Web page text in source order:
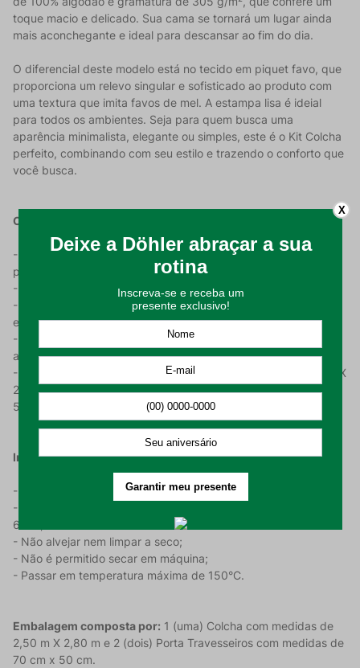
toque macio e delicado. Sua cama se tornará um lugar ainda
mais aconchegante e ideal para descansar ao fim do dia.
O diferencial deste modelo está no tecido em piquet favo, que
proporciona um relevo singular e sofisticado ao produto com
uma textura que imita favos de mel. A estampa lisa é ideial
para todos os ambientes. Seja para quem busca uma
aparência minimalista, elegante ou simples, este é o Kit Colcha
perfeito, combinando com seu estilo e trazendo o conforto que
você busca.
Características do Produto:
- Produzido em algodão 100%m coferindo um toque suave ao
produto;
- Possui gramatura de 305 g/m²;
- Apresenta estampa lisa e tecido em piquet favo, levando
elegância ao seu ambiente;
- Tecido pré-encolhido, o que impede que as medidas sejam
alteradas após a lavagem;
- O Kit Colcha possui 1 (uma) Colcha com medidas de 2,50 m X
2,80 m e 2 (dois) Porta Travesseiros com medidas de 70 cm x
50 cm.
Instrução De Uso:
- Higienizar antes de utilizar;
- Lavar em processo suave, com temperatura máxima de
60°C;
- Não alvejar nem limpar a seco;
- Não é permitido secar em máquina;
- Passar em temperatura máxima de 150°C.
Embalagem composta por: 1 (uma) Colcha com medidas de
2,50 m X 2,80 m e 2 (dois) Porta Travesseiros com medidas de
70 cm x 50 cm.
X